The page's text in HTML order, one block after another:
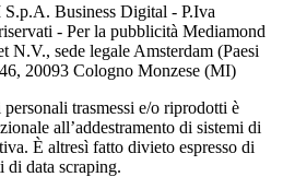
S.p.A. Business Digital - P.Iva
- Per la pubblicità Mediamond
sede legale Amsterdam (Paesi
20093 Cologno Monzese (MI)
trasmessi e/o riprodotti è
all’addestramento di sistemi di
È altresì fatto divieto espresso di
di data scraping.